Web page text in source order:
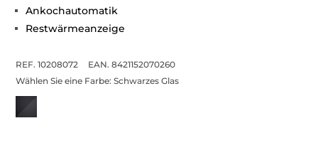
Ankochautomatik
Restwärmeanzeige
REF. 10208072
EAN. 8421152070260
Wählen Sie eine Farbe:Schwarzes Glas